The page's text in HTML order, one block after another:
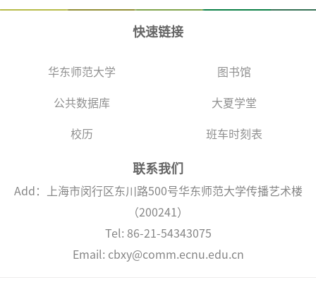
快速链接
华东师范大学 图书馆
公共数据库 大夏学堂
校历 班车时刻表
联系我们
Add：上海市闵行区东川路500号华东师范大学传播艺术楼
（200241）
Tel: 86-21-54343075
Email: cbxy@comm.ecnu.edu.cn